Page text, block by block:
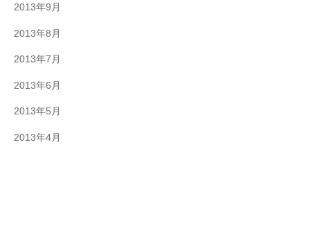
2013年9月
2013年8月
2013年7月
2013年6月
2013年5月
2013年4月